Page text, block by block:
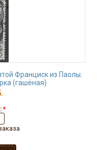
Франциск из Паолы.
(гашёная)
*